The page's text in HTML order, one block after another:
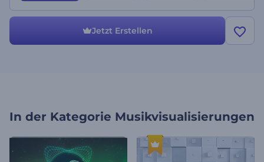
Jetzt Erstellen
In der Kategorie Musikvisualisierungen